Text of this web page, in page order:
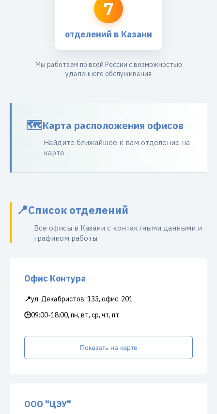
7
отделений в Казани
Мы работаем по всей России с возможностью
удаленного обслуживания
Карта расположения офисов
Найдите ближайшее к вам отделение на
карте
Список отделений
Все офисы в Казани с контактными данными и
графиком работы
Офис Контура
📍ул. Декабристов, 133, офис. 201
🕒09:00-18:00, пн, вт, ср, чт, пт
Показать на карте
ООО "ЦЭУ"